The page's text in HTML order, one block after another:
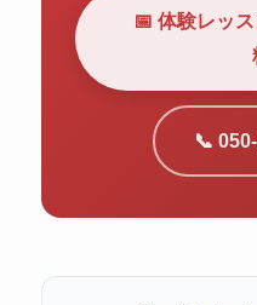
📅 体験レッ
📞